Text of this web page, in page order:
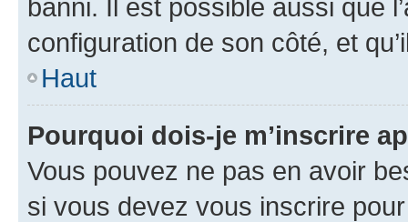
banni. Il est possible aussi que
configuration de son côté, et
Haut
Pourquoi dois-je m’inscrire
Vous pouvez ne pas en avoir
si vous devez vous inscrire